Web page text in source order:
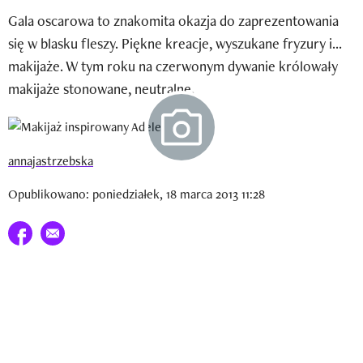
Wizaz Summer Influ School
Mój profil / Zarejestruj się
Gala oscarowa to znakomita okazja do zaprezentowania
się w blasku fleszy. Piękne kreacje, wyszukane fryzury i...
makijaże. W tym roku na czerwonym dywanie królowały
makijaże stonowane, neutralne.
annajastrzebska
Opublikowano: poniedziałek, 18 marca 2013 11:28
Udostępnij na facebook
E-mail do przyjaciela